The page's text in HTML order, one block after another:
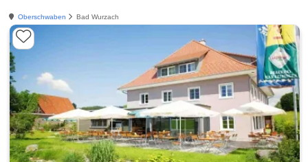
Oberschwaben Bad Wurzach